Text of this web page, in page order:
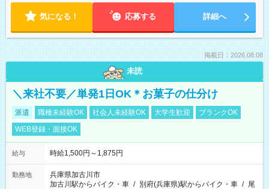
気になる！ 応募する 詳細へ
掲載日：2026.08.08
未読
＼来社不要／単発1日OK＊お菓子の仕分け
派遣 職種未経験OK 社会人未経験OK 大学生歓迎
ブランクOK
WEB登録・面接OK
給与 時給1,500円～1,875円
勤務地
兵庫県加古川市
加古川駅からバイク・車 / 別府(兵庫県)駅からバイク・車 / 尾